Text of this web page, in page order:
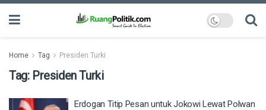
Home Tag Presiden Turki
Tag: Presiden Turki
Erdogan Titip Pesan untuk Jokowi Lewat Polwan